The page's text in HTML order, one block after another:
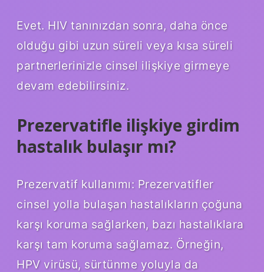
Evet. HIV tanınızdan sonra, daha önce
olduğu gibi uzun süreli veya kısa süreli
partnerlerinizle cinsel ilişkiye girmeye
devam edebilirsiniz.
Prezervatifle ilişkiye girdim
hastalık bulaşır mı?
Prezervatif kullanımı: Prezervatifler
cinsel yolla bulaşan hastalıkların çoğuna
karşı koruma sağlarken, bazı hastalıklara
karşı tam koruma sağlamaz. Örneğin,
HPV virüsü, sürtünme yoluyla da